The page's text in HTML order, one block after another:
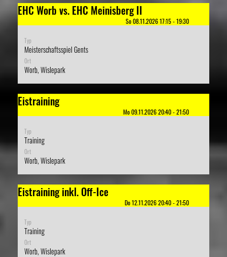
EHC Worb vs. EHC Meinisberg II
So 08.11.2026 17:15 - 19:30
Typ
Meisterschaftsspiel Gents
Ort
Worb, Wislepark
Eistraining
Mo 09.11.2026 20:40 - 21:50
Typ
Training
Ort
Worb, Wislepark
Eistraining inkl. Off-Ice
Do 12.11.2026 20:40 - 21:50
Typ
Training
Ort
Worb, Wislepark